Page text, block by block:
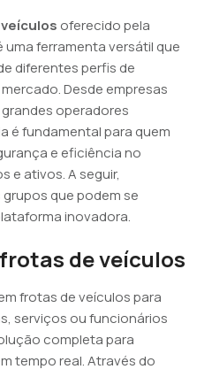
oferecido pela
ferramenta versátil que
diferentes perfis de
Desde empresas
operadores
é fundamental para quem
e eficiência no
e ativos. A seguir,
que podem se
inovadora.
de veículos
frotas de veículos para
serviços ou funcionários
completa para
tempo real. Através do